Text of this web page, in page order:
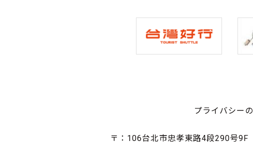
プライバシー
〒：106台北市忠孝東路4段290号9F